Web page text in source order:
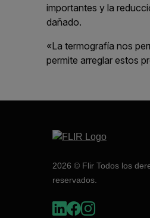
importantes y la
dañado.
«La termografía nos
permite arreglar estos
2026 © Flir Todos los
reservados.